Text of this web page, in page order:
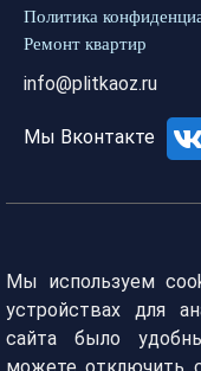
Политика
Ремонт квартир
info@plitkaoz.ru
Мы Вконтакте
Мы используем
устройствах для
сайта было